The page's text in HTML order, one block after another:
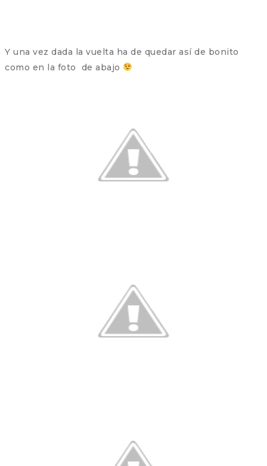
Y una vez dada la vuelta ha de quedar así de bonito
como en la foto de abajo